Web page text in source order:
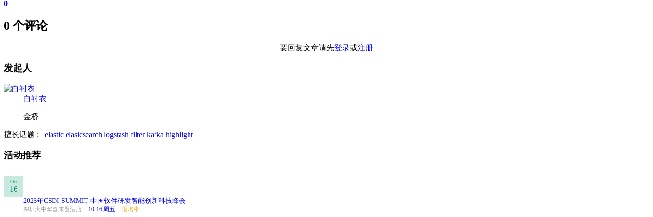
0
0 个评论
要回复文章请先登录或注册
发起人
白衬衣
金桥
擅长话题 : elastic elasicsearch logstash filterkafka highlight
活动推荐
Oct
16
2026年CSDI SUMMIT 中国软件研发智能创新科技峰会
深圳大中华喜来登酒店 · 10-16 周五 · 报名中